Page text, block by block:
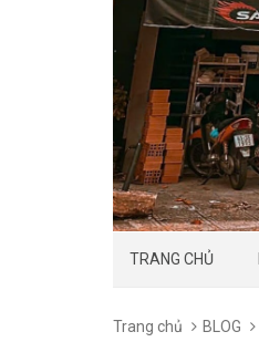
TRANG CHỦ
Trang chủ BLOG